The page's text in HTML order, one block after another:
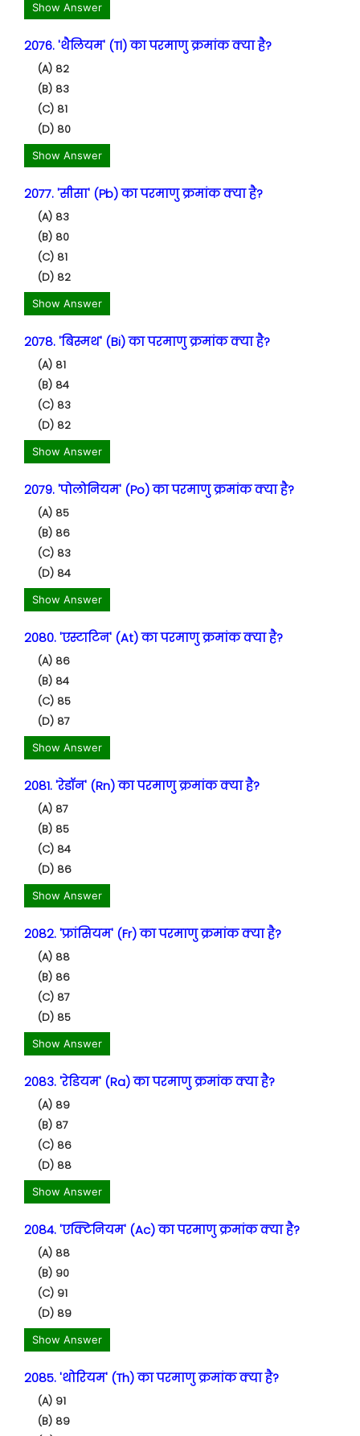
Show Answer
2076. 'थैलियम' (Tl) का परमाणु क्रमांक क्या है?
(A) 82
(B) 83
(C) 81
(D) 80
Show Answer
2077. 'सीसा' (Pb) का परमाणु क्रमांक क्या है?
(A) 83
(B) 80
(C) 81
(D) 82
Show Answer
2078. 'बिस्मथ' (Bi) का परमाणु क्रमांक क्या है?
(A) 81
(B) 84
(C) 83
(D) 82
Show Answer
2079. 'पोलोनियम' (Po) का परमाणु क्रमांक क्या है?
(A) 85
(B) 86
(C) 83
(D) 84
Show Answer
2080. 'एस्टाटिन' (At) का परमाणु क्रमांक क्या है?
(A) 86
(B) 84
(C) 85
(D) 87
Show Answer
2081. 'रेडॉन' (Rn) का परमाणु क्रमांक क्या है?
(A) 87
(B) 85
(C) 84
(D) 86
Show Answer
2082. 'फ्रांसियम' (Fr) का परमाणु क्रमांक क्या है?
(A) 88
(B) 86
(C) 87
(D) 85
Show Answer
2083. 'रेडियम' (Ra) का परमाणु क्रमांक क्या है?
(A) 89
(B) 87
(C) 86
(D) 88
Show Answer
2084. 'एक्टिनियम' (Ac) का परमाणु क्रमांक क्या है?
(A) 88
(B) 90
(C) 91
(D) 89
Show Answer
2085. 'थोरियम' (Th) का परमाणु क्रमांक क्या है?
(A) 91
(B) 89